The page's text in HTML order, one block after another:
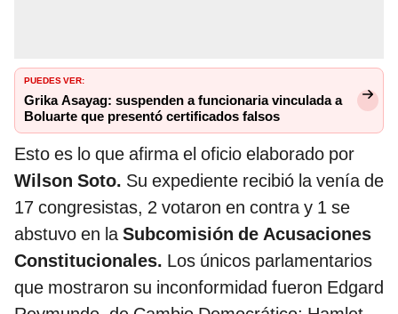
PUEDES VER:
Grika Asayag: suspenden a funcionaria vinculada a
Boluarte que presentó certificados falsos
Esto es lo que afirma el oficio elaborado por
Wilson Soto. Su expediente recibió la venía de
17 congresistas, 2 votaron en contra y 1 se
abstuvo en laSubcomisión de Acusaciones
Constitucionales. Los únicos parlamentarios
que mostraron su inconformidad fueron Edgard